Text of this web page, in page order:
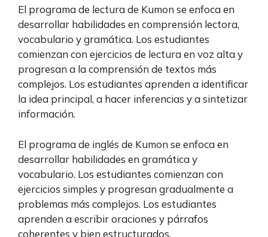
El programa de lectura de Kumon se enfoca en
desarrollar habilidades en comprensión lectora,
vocabulario y gramática. Los estudiantes
comienzan con ejercicios de lectura en voz alta y
progresan a la comprensión de textos más
complejos. Los estudiantes aprenden a identificar
la idea principal, a hacer inferencias y a sintetizar
información.
El programa de inglés de Kumon se enfoca en
desarrollar habilidades en gramática y
vocabulario. Los estudiantes comienzan con
ejercicios simples y progresan gradualmente a
problemas más complejos. Los estudiantes
aprenden a escribir oraciones y párrafos
coherentes y bien estructurados.